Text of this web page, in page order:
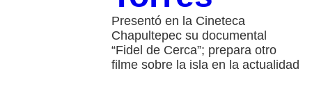
Presentó en la Cineteca
Chapultepec su documental
“Fidel de Cerca”; prepara otro
filme sobre la isla en la actualidad